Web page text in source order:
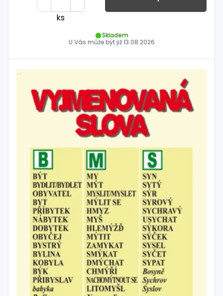
ks
Skladem
U Vás může být již13.08.2026